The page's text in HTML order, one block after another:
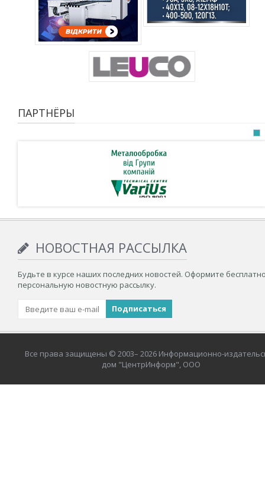
ПАРТНЁРЫ
НОВОСТНАЯ РАССЫЛКА
Будьте в курсе наших последних новостей. Оформите
персональную новостную рассылку.
Все права защищены © 2003– 2026 Информационно-
дом "ЦентрИнформ", ООО